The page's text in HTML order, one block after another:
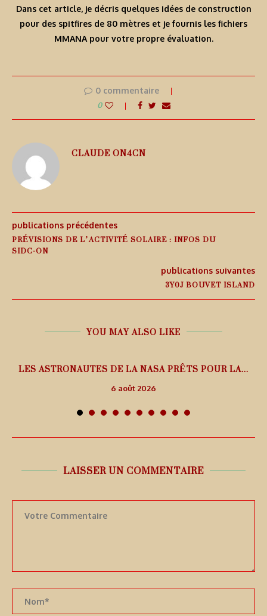
Dans cet article, je décris quelques idées de construction
pour des spitfires de 80 mètres et je fournis les fichiers
MMANA pour votre propre évaluation.
0 commentaire
0
CLAUDE ON4CN
publications précédentes
PRÉVISIONS DE L’ACTIVITÉ SOLAIRE : INFOS DU
SIDC-ON
publications suivantes
3Y0J BOUVET ISLAND
YOU MAY ALSO LIKE
LES ASTRONAUTES DE LA NASA PRÊTS POUR LA...
6 août 2026
LAISSER UN COMMENTAIRE